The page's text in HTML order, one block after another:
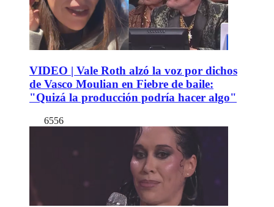
VIDEO | Vale Roth alzó la voz por dichos
de Vasco Moulian en Fiebre de baile:
"Quizá la producción podría hacer algo"
6556